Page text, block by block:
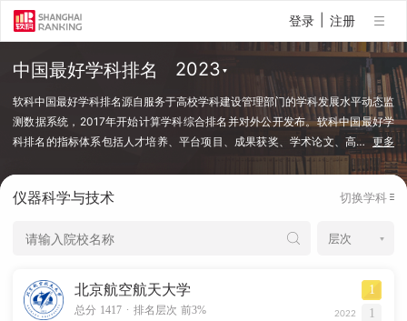
登录 注册
中国最好学科排名
…更多
软科中国最好学科排名源自服务于高校学科建设管理部门的学科发展水平动态监
测数据系统，2017年开始计算学科综合排名并对外公开发布。软科中国最好学
科排名的指标体系包括人才培养、平台项目、成果获奖、学术论文、高
端人才等指标类别，使用百余项学科建设管理中密切关注的指标变量，强调通过
好学科排名采用的学科口径是国务院学位委员会、教育部颁布的《研究生教育学
对象是在该学科设有研究生学位授权点的所有高校，发布的是在该学科排名前
业学位类别，涉及超过500所高校的上万个学科点（查看排名方法）。
仪器科学与技术 切换学科
北京航空航天大学 1
总分 1417 . 排名层次 前3% 2022 1